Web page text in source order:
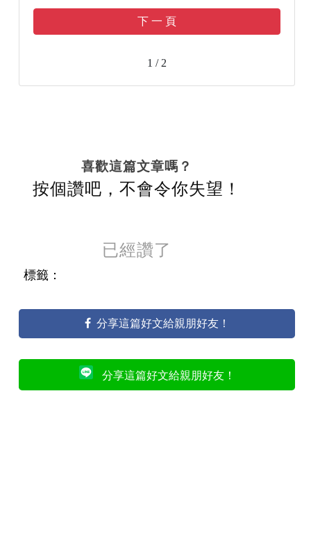
下 一 頁
1 / 2
喜歡這篇文章嗎？
按個讚吧，不會令你失望！
已經讚了
標籤：
分享這篇好文給親朋好友！
分享這篇好文給親朋好友！